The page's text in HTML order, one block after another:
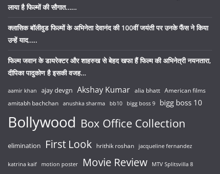
लाया है फिल्मों की सौगात……
क्लासिक बॉलीवुड फिल्मों के अभिनेता देवानंद की 100वीं जयंती पर उनके फैंस ने किया
उन्हें याद…..
फिल्म जवान के डायरेक्टर और शाहरुख से बेहद खफा हैं फिल्म की अभिनेत्री नयनतारा,
दीपिका पादुकोण है इसकी वजह…
aamir khan ajay devgn Akshay Kumar alia bhatt American films
amitabh bachchan anushka sharma bb10 bigg boss 9 bigg boss 10
Bollywood Box Office Collection
elimination First Look hrithik roshan jacqueline fernandez
katrina kaif motion poster Movie Review MTV Splitsvilla 8